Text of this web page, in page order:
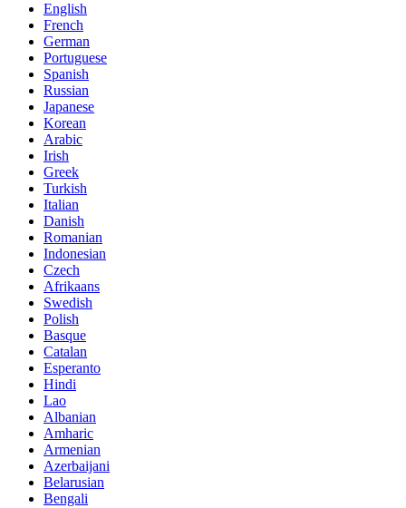
English
French
German
Portuguese
Spanish
Russian
Japanese
Korean
Arabic
Irish
Greek
Turkish
Italian
Danish
Romanian
Indonesian
Czech
Afrikaans
Swedish
Polish
Basque
Catalan
Esperanto
Hindi
Lao
Albanian
Amharic
Armenian
Azerbaijani
Belarusian
Bengali